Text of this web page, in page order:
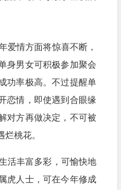
爱情方面将惊喜不断，
身男女可积极参加聚会
功率极高。不过提醒单
恋情，即使遇到合眼缘
对方再做决定，不可被
桃花。
活丰富多彩，可愉快地
虎人士，可在今年修成